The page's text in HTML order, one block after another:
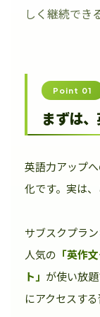
しく継続でき
Point 01
まずは
英語力アップ
化です。実は
サブスクプラ
人気の 「英作
ト」 が使い放
にアクセスす